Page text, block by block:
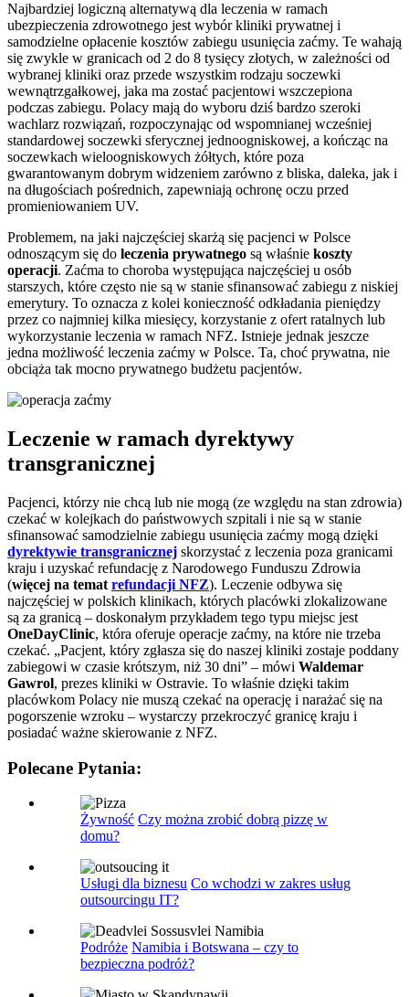
Najbardziej logiczną alternatywą dla leczenia w ramach
ubezpieczenia zdrowotnego jest wybór kliniki prywatnej i
samodzielne opłacenie kosztów zabiegu usunięcia zaćmy. Te wahają
się zwykle w granicach od 2 do 8 tysięcy złotych, w zależności od
wybranej kliniki oraz przede wszystkim rodzaju soczewki
wewnątrzgałkowej, jaka ma zostać pacjentowi wszczepiona
podczas zabiegu. Polacy mają do wyboru dziś bardzo szeroki
wachlarz rozwiązań, rozpoczynając od wspomnianej wcześniej
standardowej soczewki sferycznej jednoogniskowej, a kończąc na
soczewkach wieloogniskowych żółtych, które poza
gwarantowanym dobrym widzeniem zarówno z bliska, daleka, jak i
na długościach pośrednich, zapewniają ochronę oczu przed
promieniowaniem UV.
Problemem, na jaki najczęściej skarżą się pacjenci w Polsce
odnoszącym się do leczenia prywatnego są właśnie koszty
operacji. Zaćma to choroba występująca najczęściej u osób
starszych, które często nie są w stanie sfinansować zabiegu z niskiej
emerytury. To oznacza z kolei konieczność odkładania pieniędzy
przez co najmniej kilka miesięcy, korzystanie z ofert ratalnych lub
wykorzystanie leczenia w ramach NFZ. Istnieje jednak jeszcze
jedna możliwość leczenia zaćmy w Polsce. Ta, choć prywatna, nie
obciąża tak mocno prywatnego budżetu pacjentów.
Leczenie w ramach dyrektywy
transgranicznej
Pacjenci, którzy nie chcą lub nie mogą (ze względu na stan zdrowia)
czekać w kolejkach do państwowych szpitali i nie są w stanie
sfinansować samodzielnie zabiegu usunięcia zaćmy mogą dzięki
dyrektywie transgranicznej skorzystać z leczenia poza granicami
kraju i uzyskać refundację z Narodowego Funduszu Zdrowia
(więcej na temat refundacji NFZ). Leczenie odbywa się
najczęściej w polskich klinikach, których placówki zlokalizowane
są za granicą – doskonałym przykładem tego typu miejsc jest
OneDayClinic, która oferuje operacje zaćmy, na które nie trzeba
czekać. „Pacjent, który zgłasza się do naszej kliniki zostaje poddany
zabiegowi w czasie krótszym, niż 30 dni” – mówi Waldemar
Gawrol, prezes kliniki w Ostravie. To właśnie dzięki takim
placówkom Polacy nie muszą czekać na operację i narażać się na
pogorszenie wzroku – wystarczy przekroczyć granicę kraju i
posiadać ważne skierowanie z NFZ.
Polecane Pytania:
Żywność Czy można zrobić dobrą pizzę w
domu?
Usługi dla biznesu Co wchodzi w zakres usług
outsourcingu IT?
Podróże Namibia i Botswana – czy to
bezpieczna podróż?